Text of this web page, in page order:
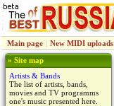
Main page | New MIDI uploads
» Site map
Artists & Bands
The list of artists, bands,
movies and TV programms
one's music presented here.